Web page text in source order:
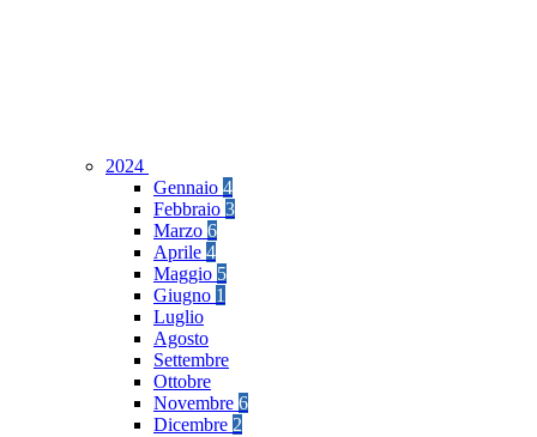
2024
Gennaio 4
Febbraio 3
Marzo 6
Aprile 4
Maggio 5
Giugno 1
Luglio
Agosto
Settembre
Ottobre
Novembre 6
Dicembre 2